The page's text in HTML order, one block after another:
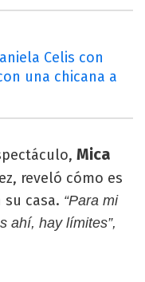
Celis con
una chicana a
Mica
reveló cómo es
casa. “Para mi
ahí, hay límites”,